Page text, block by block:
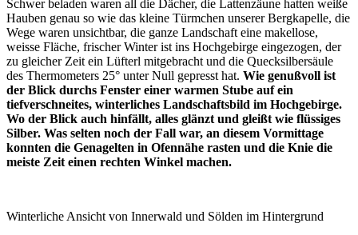
Schwer beladen waren all die Dächer, die Lattenzäune hatten weiße
Hauben genau so wie das kleine Türmchen unserer Bergkapelle, die
Wege waren unsichtbar, die ganze Landschaft eine makellose,
weisse Fläche, frischer Winter ist ins Hochgebirge eingezogen, der
zu gleicher Zeit ein Lüfterl mitgebracht und die Quecksilbersäule
des Thermometers 25° unter Null gepresst hat. Wie genußvoll ist
der Blick durchs Fenster einer warmen Stube auf ein
tiefverschneites, winterliches Landschaftsbild im Hochgebirge.
Wo der Blick auch hinfällt, alles glänzt und gleißt wie flüssiges
Silber. Was selten noch der Fall war, an diesem Vormittage
konnten die Genagelten in Ofennähe rasten und die Knie die
meiste Zeit einen rechten Winkel machen.
Winterliche Ansicht von Innerwald und Sölden im Hintergrund